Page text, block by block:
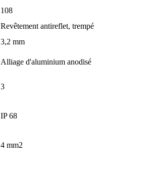
108
Revêtement antireflet, trempé
3,2 mm
Alliage d'aluminium anodisé
3
IP 68
4 mm2